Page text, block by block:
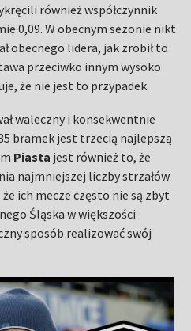
również współczynnik
0,09. W obecnym sezonie nikt
obecnego lidera, jak zrobił to
przeciwko innym wysoko
że nie jest to przypadek.
waleczny i konsekwentnie
bramek jest trzecią najlepszą
Piasta jest również to, że
najmniejszej liczby strzałów
ich mecze często nie są zbyt
Śląska w większości
sposób realizować swój